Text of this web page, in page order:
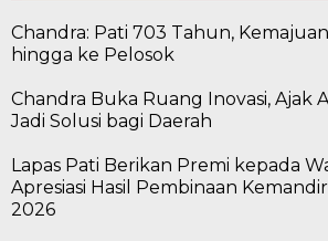
Chandra: Pati 703 Tahun,
hingga ke Pelosok
Chandra Buka Ruang Inovasi, Ajak
Jadi Solusi bagi Daerah
Lapas Pati Berikan Premi kepada
Apresiasi Hasil Pembinaan
2026